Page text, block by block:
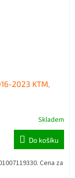
2023 KTM,
Skladem
Do košíku
Cena za